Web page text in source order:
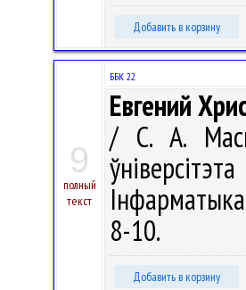
Добавить в корзину
9
полный
текст
ББК 22.
Евгений
/ С. А.
8-10.
Добавить в корзину